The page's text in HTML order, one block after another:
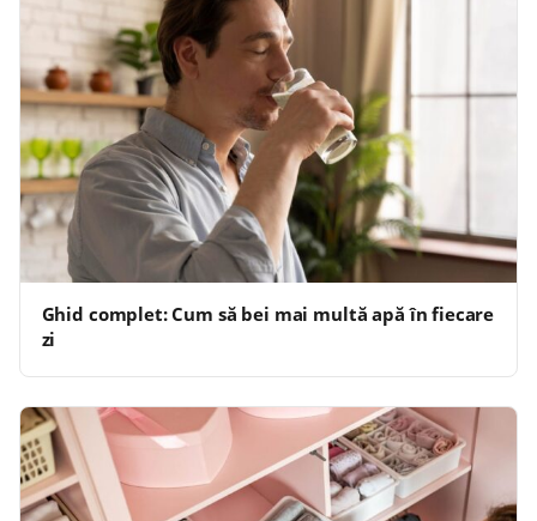
Ghid complet: Cum să bei mai multă apă în fiecare
zi